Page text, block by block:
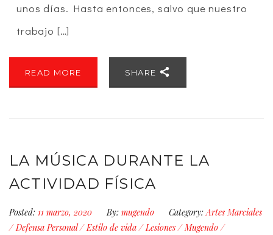
unos días. Hasta entonces, salvo que nuestro
trabajo […]
READ MORE SHARE
LA MÚSICA DURANTE LA
ACTIVIDAD FÍSICA
Posted: 11 marzo, 2020 By: mugendo Category: Artes Marciales
/Defensa Personal/Estilo de vida/Lesiones/Mugendo/